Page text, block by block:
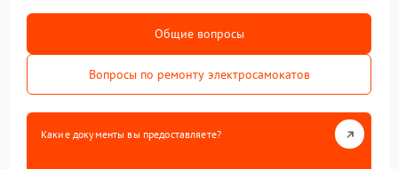
Общие вопросы
Вопросы по ремонту электросамокатов
Какие документы вы предоставляете?